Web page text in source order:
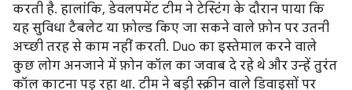
करती है. हालांकि, डेवलपमेंट टीम ने टेस्टिंग के दौरान पाया कि
यह सुविधा टैबलेट या फ़ोल्ड किए जा सकने वाले फ़ोन पर उतनी
अच्छी तरह से काम नहीं करती. Duo का इस्तेमाल करने वाले
कुछ लोग अनजाने में फ़ोन कॉल का जवाब दे रहे थे और उन्हें तुरंत
कॉल काटना पड़ रहा था. टीम ने बड़ी स्क्रीन वाले डिवाइसों पर